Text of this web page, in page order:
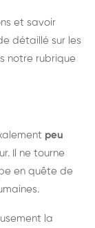
et savoir
détaillé sur les
notre rubrique
peu
Il ne tourne
en quête de
la